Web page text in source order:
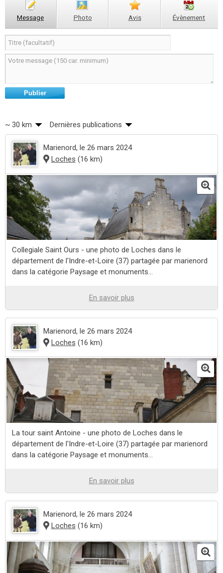
Message Photo Avis Évènement
Publier
~ 30 km Dernières publications
Marienord, le 26 mars 2024
Loches (16 km)
Collegiale Saint Ours - une photo de Loches dans le
département de l'Indre-et-Loire (37) partagée par marienord
dans la catégorie Paysage et monuments...
En savoir plus
Marienord, le 26 mars 2024
Loches (16 km)
La tour saint Antoine - une photo de Loches dans le
département de l'Indre-et-Loire (37) partagée par marienord
dans la catégorie Paysage et monuments...
En savoir plus
Marienord, le 26 mars 2024
Loches (16 km)